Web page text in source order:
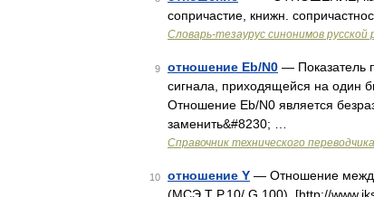
сопричастие, книжн.
Словарь-тезаурус синонимов русской
9 отношение Eb/N0 — Показатель
сигнала, приходящейся на один
Отношение Eb/N0 является
заменить&#8230; …
Справочник технического переводчика
10 отношение Y — Отношение